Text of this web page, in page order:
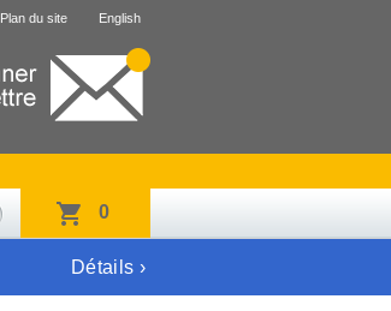
Plan du site English
0
Détails ›